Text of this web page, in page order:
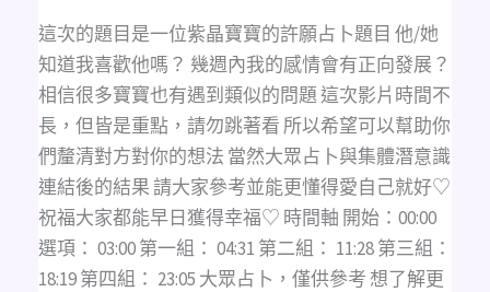
這次的題目是一位紫晶寶寶的許願占卜題目 他/她
知道我喜歡他嗎？ 幾週內我的感情會有正向發展？
相信很多寶寶也有遇到類似的問題 這次影片時間不
長，但皆是重點，請勿跳著看 所以希望可以幫助你
們釐清對方對你的想法 當然大眾占卜與集體潛意識
連結後的結果 請大家參考並能更懂得愛自己就好♡
祝福大家都能早日獲得幸福♡ 時間軸 開始：00:00
選項： 03:00 第一組： 04:31 第二組： 11:28 第三組：
18:19 第四組： 23:05 大眾占卜，僅供參考 想了解更
戀/
曖
昧
中
可
測，
不
限
時
間，
不
限
性
別